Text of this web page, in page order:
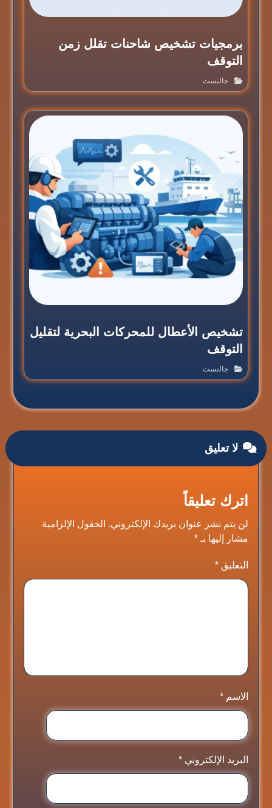
برمجيات تشخيص شاحنات تقلل زمن
التوقف
جالتست
تشخيص الأعطال للمحركات البحرية لتقليل
التوقف
جالتست
لا تعليق
اترك تعليقاً
لن يتم نشر عنوان بريدك الإلكتروني. الحقول الإلزامية
مشار إليها بـ*
التعليق*
الاسم*
البريد الإلكتروني*